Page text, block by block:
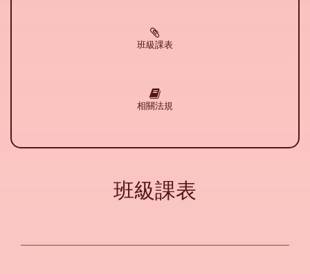
班級課表
相關法規
班級課表